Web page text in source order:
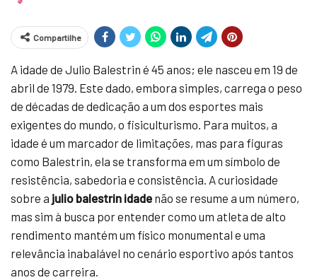
Compartilhe
A idade de Julio Balestrin é 45 anos; ele nasceu em 19 de
abril de 1979. Este dado, embora simples, carrega o peso
de décadas de dedicação a um dos esportes mais
exigentes do mundo, o fisiculturismo. Para muitos, a
idade é um marcador de limitações, mas para figuras
como Balestrin, ela se transforma em um símbolo de
resistência, sabedoria e consistência. A curiosidade
sobre a julio balestrin idade não se resume a um número,
mas sim à busca por entender como um atleta de alto
rendimento mantém um físico monumental e uma
relevância inabalável no cenário esportivo após tantos
anos de carreira.